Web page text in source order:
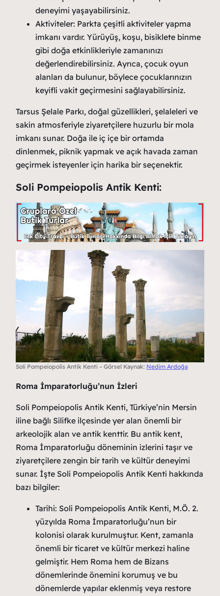
deneyimi yaşayabilirsiniz.
Aktiviteler: Parkta çeşitli aktiviteler yapma
imkanı vardır. Yürüyüş, koşu, bisiklete binme
gibi doğa etkinlikleriyle zamanınızı
değerlendirebilirsiniz. Ayrıca, çocuk oyun
alanları da bulunur, böylece çocuklarınızın
keyifli vakit geçirmesini sağlayabilirsiniz.
Tarsus Şelale Parkı, doğal güzellikleri, şelaleleri ve
sakin atmosferiyle ziyaretçilere huzurlu bir mola
imkanı sunar. Doğa ile iç içe bir ortamda
dinlenmek, piknik yapmak ve açık havada zaman
geçirmek isteyenler için harika bir seçenektir.
Soli Pompeiopolis Antik Kenti:
Soli Pompeiopolis Antik Kenti – Görsel Kaynak: Nedim Ardoğa
Roma İmparatorluğu’nun İzleri
Soli Pompeiopolis Antik Kenti, Türkiye’nin Mersin
iline bağlı Silifke ilçesinde yer alan önemli bir
arkeolojik alan ve antik kenttir. Bu antik kent,
Roma İmparatorluğu döneminin izlerini taşır ve
ziyaretçilere zengin bir tarih ve kültür deneyimi
sunar. İşte Soli Pompeiopolis Antik Kenti hakkında
bazı bilgiler:
Tarihi: Soli Pompeiopolis Antik Kenti, M.Ö. 2.
yüzyılda Roma İmparatorluğu’nun bir
kolonisi olarak kurulmuştur. Kent, zamanla
önemli bir ticaret ve kültür merkezi haline
gelmiştir. Hem Roma hem de Bizans
dönemlerinde önemini korumuş ve bu
dönemlerde yapılar eklenmiş veya restore